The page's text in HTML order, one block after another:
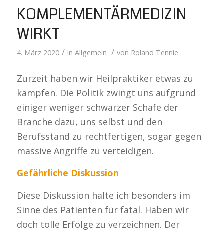
KOMPLEMENTÄRMEDIZIN
WIRKT
4. März 2020 / in Allgemein / von Roland Tennie
Zurzeit haben wir Heilpraktiker etwas zu
kämpfen. Die Politik zwingt uns aufgrund
einiger weniger schwarzer Schafe der
Branche dazu, uns selbst und den
Berufsstand zu rechtfertigen, sogar gegen
massive Angriffe zu verteidigen.
Gefährliche Diskussion
Diese Diskussion halte ich besonders im
Sinne des Patienten für fatal. Haben wir
doch tolle Erfolge zu verzeichnen. Der